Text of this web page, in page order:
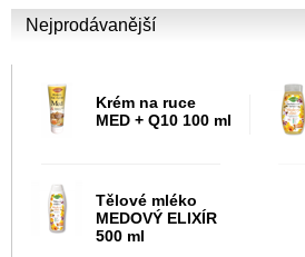
Nejprodávanější
Krém na ruce
MED + Q10 100 ml
Tělové mléko
MEDOVÝ ELIXÍR
500 ml